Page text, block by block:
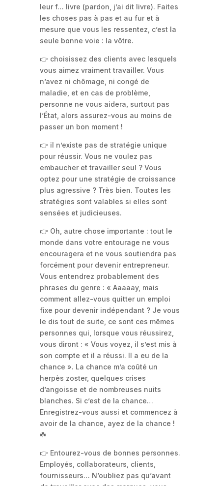
leur f… livre (pardon, j’ai dit livre). Faites
les choses pas à pas et au fur et à
mesure que vous les ressentez, c’est la
seule bonne voie : la vôtre.
👉 choisissez des clients avec lesquels
vous aimez vraiment travailler. Vous
n’avez ni chômage, ni congé de
maladie, et en cas de problème,
personne ne vous aidera, surtout pas
l’État, alors assurez-vous au moins de
passer un bon moment !
👉 il n’existe pas de stratégie unique
pour réussir. Vous ne voulez pas
embaucher et travailler seul ? Vous
optez pour une stratégie de croissance
plus agressive ? Très bien. Toutes les
stratégies sont valables si elles sont
sensées et judicieuses.
👉 Oh, autre chose importante : tout le
monde dans votre entourage ne vous
encouragera et ne vous soutiendra pas
forcément pour devenir entrepreneur.
Vous entendrez probablement des
phrases du genre : « Aaaaay, mais
comment allez-vous quitter un emploi
fixe pour devenir indépendant ? Je vous
le dis tout de suite, ce sont ces mêmes
personnes qui, lorsque vous réussirez,
vous diront : « Vous voyez, il s’est mis à
son compte et il a réussi. Il a eu de la
chance ». La chance m’a coûté un
herpès zoster, quelques crises
d’angoisse et de nombreuses nuits
blanches. Si c’est de la chance…
Enregistrez-vous aussi et commencez à
avoir de la chance, ayez de la chance !
☘️
👉 Entourez-vous de bonnes personnes.
Employés, collaborateurs, clients,
fournisseurs… N’oubliez pas qu’avant